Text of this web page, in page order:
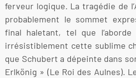
ferveur logique. La tragédie de
probablement le sommet
final haletant, tel que
irrésistiblement cette sublime
que Schubert a dépeinte dans
Erlkönig » (Le Roi des Aulnes).